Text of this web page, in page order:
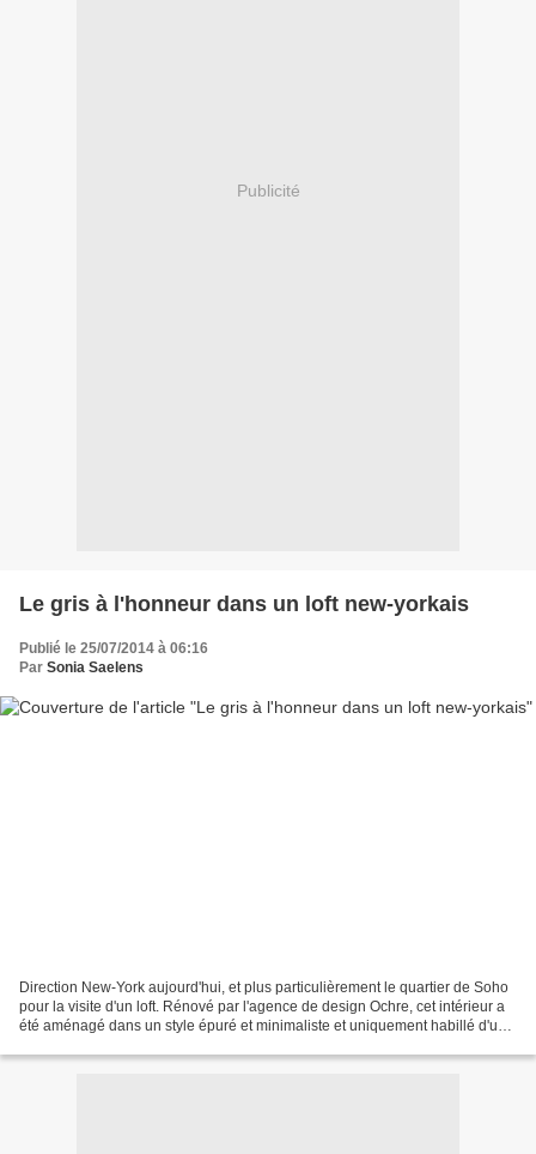
Publicité
Le gris à l'honneur dans un loft new-yorkais
Publié le 25/07/2014 à 06:16
Par Sonia Saelens
Direction New-York aujourd'hui, et plus particulièrement le quartier de Soho
pour la visite d'un loft. Rénové par l'agence de design Ochre, cet intérieur a
été aménagé dans un style épuré et minimaliste et uniquement habillé d'un